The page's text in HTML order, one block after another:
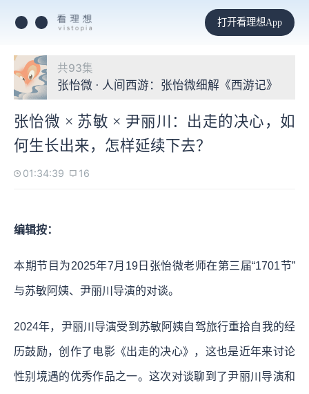
打开看理想App
共93集
张怡微 · 人间西游：张怡微细解《西游记》
张怡微 × 苏敏 × 尹丽川：出走的决心，如
何生长出来，怎样延续下去？
01:34:39 16
编辑按：
本期节目为2025年7月19日张怡微老师在第三届“1701节”
与苏敏阿姨、尹丽川导演的对谈。
2024年，尹丽川导演受到苏敏阿姨自驾旅行重拾自我的经
历鼓励，创作了电影《出走的决心》，这也是近年来讨论
性别境遇的优秀作品之一。这次对谈聊到了尹丽川导演和